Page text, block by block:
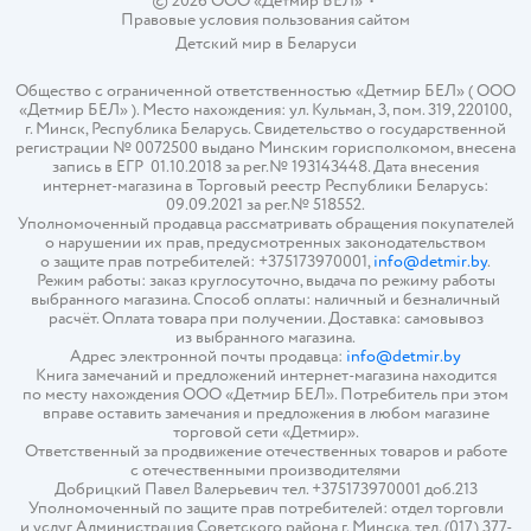
Правовые условия пользования сайтом
Детский мир в Беларуси
Общество с ограниченной ответственностью «Детмир БЕЛ» ( ООО
«Детмир БЕЛ» ). Место нахождения: ул. Кульман, 3, пом. 319, 220100,
г. Минск, Республика Беларусь. Свидетельство о государственной
регистрации № 0072500 выдано Минским горисполкомом, внесена
запись в ЕГР 01.10.2018 за рег.№ 193143448. Дата внесения
интернет-магазина в Торговый реестр Республики Беларусь:
09.09.2021 за рег.№ 518552.
Уполномоченный продавца рассматривать обращения покупателей
о нарушении их прав, предусмотренных законодательством
о защите прав потребителей: +375173970001,info@detmir.by.
Режим работы: заказ круглосуточно, выдача по режиму работы
выбранного магазина. Способ оплаты: наличный и безналичный
расчёт. Оплата товара при получении. Доставка: самовывоз
из выбранного магазина.
Адрес электронной почты продавца: info@detmir.by
Книга замечаний и предложений интернет-магазина находится
по месту нахождения ООО «Детмир БЕЛ». Потребитель при этом
вправе оставить замечания и предложения в любом магазине
торговой сети «Детмир».
Ответственный за продвижение отечественных товаров и работе
с отечественными производителями
Добрицкий Павел Валерьевич тел. +375173970001 доб.213
Уполномоченный по защите прав потребителей: отдел торговли